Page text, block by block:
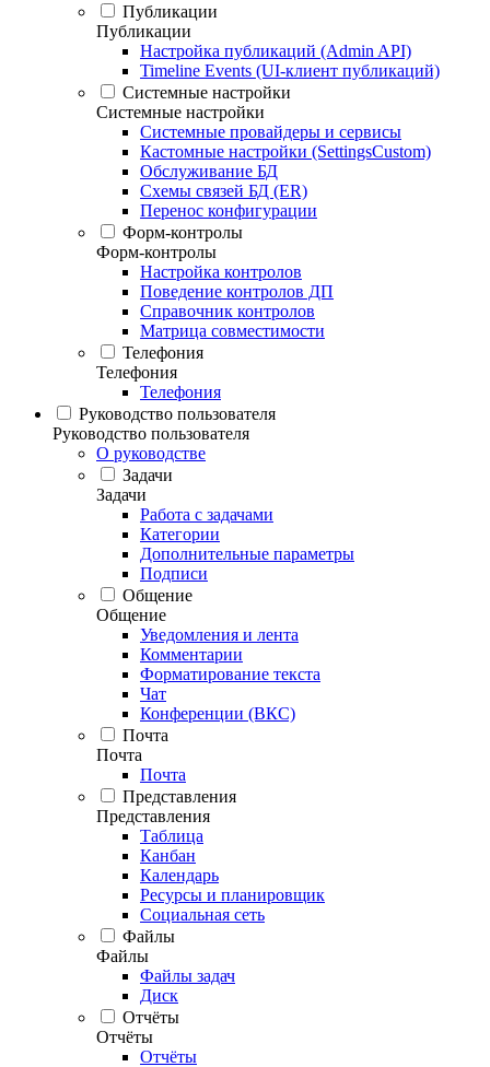
Публикации
Публикации
Настройка публикаций (Admin API)
Timeline Events (UI-клиент публикаций)
Системные настройки
Системные настройки
Системные провайдеры и сервисы
Кастомные настройки (SettingsCustom)
Обслуживание БД
Схемы связей БД (ER)
Перенос конфигурации
Форм-контролы
Форм-контролы
Настройка контролов
Поведение контролов ДП
Справочник контролов
Матрица совместимости
Телефония
Телефония
Телефония
Руководство пользователя
Руководство пользователя
О руководстве
Задачи
Задачи
Работа с задачами
Категории
Дополнительные параметры
Подписи
Общение
Общение
Уведомления и лента
Комментарии
Форматирование текста
Чат
Конференции (ВКС)
Почта
Почта
Почта
Представления
Представления
Таблица
Канбан
Календарь
Ресурсы и планировщик
Социальная сеть
Файлы
Файлы
Файлы задач
Диск
Отчёты
Отчёты
Отчёты